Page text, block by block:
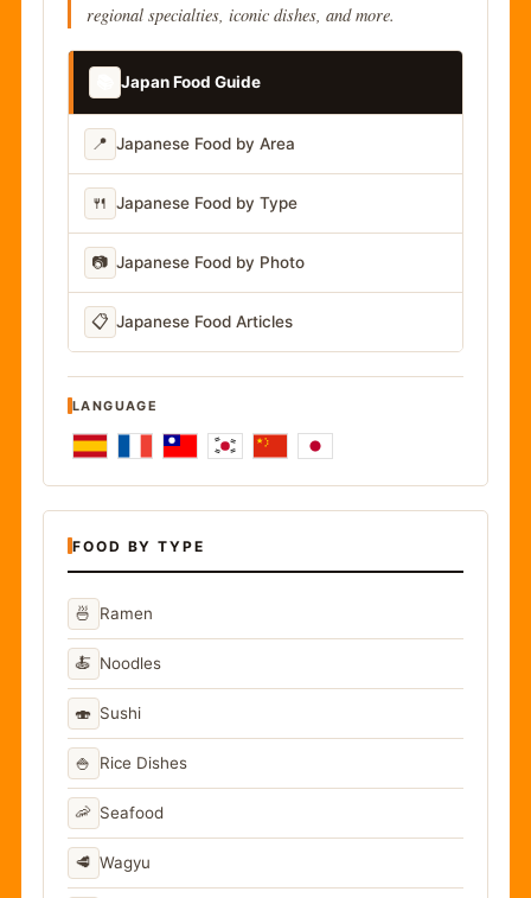
regional specialties, iconic dishes, and more.
Japan Food Guide
📍 Japanese Food by Area
🍴 Japanese Food by Type
📷 Japanese Food by Photo
📋 Japanese Food Articles
LANGUAGE
FOOD BY TYPE
🍜 Ramen
🍝 Noodles
🍣 Sushi
🍚 Rice Dishes
🦐 Seafood
🥩 Wagyu